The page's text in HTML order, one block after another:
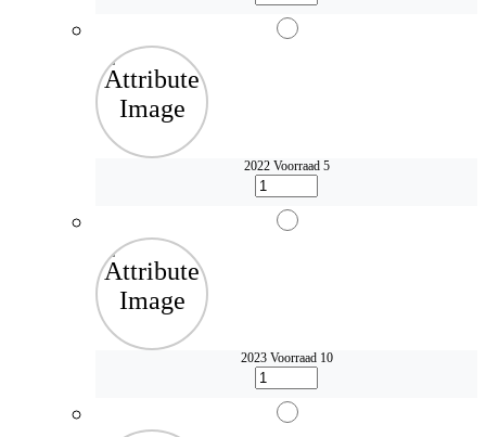
2022 Voorraad 5
2023 Voorraad 10